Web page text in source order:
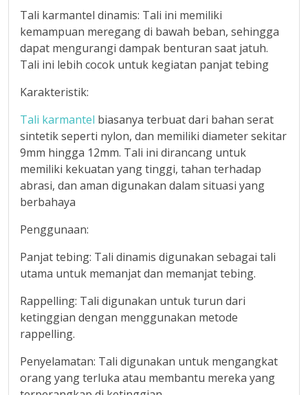
Tali karmantel dinamis: Tali ini memiliki
kemampuan meregang di bawah beban, sehingga
dapat mengurangi dampak benturan saat jatuh.
Tali ini lebih cocok untuk kegiatan panjat tebing
Karakteristik:
Tali karmantel biasanya terbuat dari bahan serat
sintetik seperti nylon, dan memiliki diameter sekitar
9mm hingga 12mm. Tali ini dirancang untuk
memiliki kekuatan yang tinggi, tahan terhadap
abrasi, dan aman digunakan dalam situasi yang
berbahaya
Penggunaan:
Panjat tebing: Tali dinamis digunakan sebagai tali
utama untuk memanjat dan memanjat tebing.
Rappelling: Tali digunakan untuk turun dari
ketinggian dengan menggunakan metode
rappelling.
Penyelamatan: Tali digunakan untuk mengangkat
orang yang terluka atau membantu mereka yang